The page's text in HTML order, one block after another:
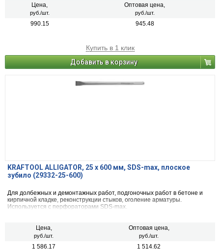
Цена,
руб./шт.
Оптовая цена,
руб./шт.
990.15 945.48
Купить в 1 клик
Добавить в корзину
KRAFTOOL ALLIGATOR, 25 х 600 мм, SDS-max, плоское
зубило (29332-25-600)
Для долбежных и демонтажных работ, подгоночных работ в бетоне и
кирпичной кладке, реконструкции стыков, оголение арматуры.
Используется с перфораторами SDS-max.
Цена,
руб./шт.
Оптовая цена,
руб./шт.
1 586.17 1 514.62